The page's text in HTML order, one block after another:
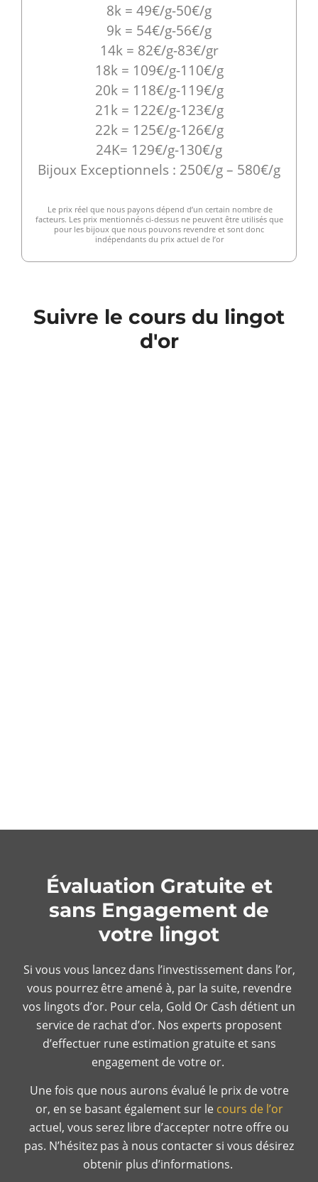
8k = 49€/g-50€/g
9k = 54€/g-56€/g
14k = 82€/g-83€/gr
18k = 109€/g-110€/g
20k = 118€/g-119€/g
21k = 122€/g-123€/g
22k = 125€/g-126€/g
24K= 129€/g-130€/g
Bijoux Exceptionnels : 250€/g – 580€/g
Le prix réel que nous payons dépend d’un certain nombre de
facteurs. Les prix mentionnés ci-dessus ne peuvent être utilisés que
pour les bijoux que nous pouvons revendre et sont donc
indépendants du prix actuel de l’or
Suivre le cours du lingot
d'or
Évaluation Gratuite et
sans Engagement de
votre lingot
Si vous vous lancez dans l’investissement dans l’or,
vous pourrez être amené à, par la suite, revendre
vos lingots d’or. Pour cela, Gold Or Cash détient un
service de rachat d’or. Nos experts proposent
d’effectuer rune estimation gratuite et sans
engagement de votre or.
Une fois que nous aurons évalué le prix de votre
or, en se basant également sur le cours de l’or
actuel, vous serez libre d’accepter notre offre ou
pas. N’hésitez pas à nous contacter si vous désirez
obtenir plus d’informations.